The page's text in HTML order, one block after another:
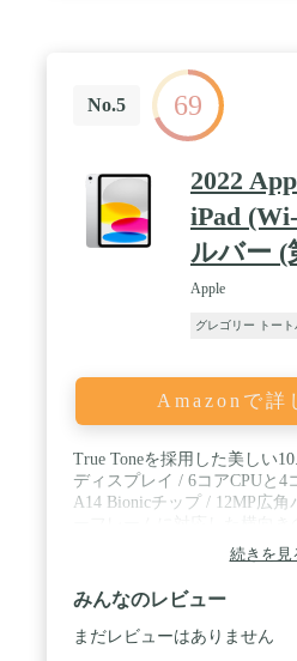
タブレット、ノートPC（
MacbookAir・Macbook・
など）、ゲーム機（
ます。iPhone 15 Pro Max
/ 4.【E-Marker搭載】USB4.0
く、そのためケーブルの直径
E-Markerの充電保護システ
した急速充電が可能です。
り、最適かつより安全に急速
性と耐久性】FPCワイヤーを
回の曲げ試験に耐える柔軟性
No.5 69
2022
iPad
ルバー (
Apple
グレゴリー トー
Amazonで詳
True Toneを採用した美しい
ディスプレイ / 6コアCPUと4
A14 Bionicチップ / 12MP広
トカメラ / セキュア認証と
ID / いつでもつながれるよう
/ 充電とアクセサリのための
ゆる場所で、あらゆることを
使えるバッテリー / iPadをさ
続きを見
みんなのレビュー
まだレビューはありません